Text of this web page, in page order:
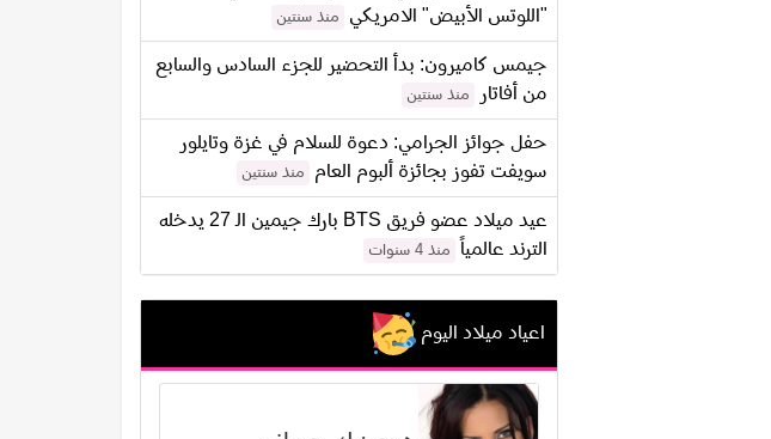
"اللوتس الأبيض" الامريكي
منذ سنتين
جيمس كاميرون: بدأ التحضير للجزء السادس والسابع
من أفاتار
منذ سنتين
حفل جوائز الجرامي: دعوة للسلام في غزة وتايلور
سويفت تفوز بجائزة ألبوم العام
منذ سنتين
عيد ميلاد عضو فريق BTS بارك جيمين الـ 27 يدخله
الترند عالمياً
منذ 4 سنوات
اعياد ميلاد اليوم